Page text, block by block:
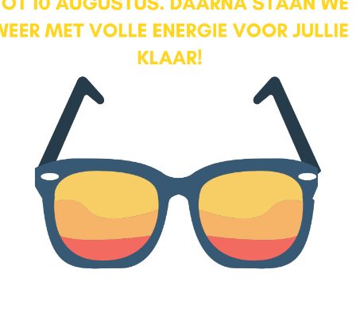
voortuin en de wijk en heeft een bijzonder charmante uitstraling
dankzij het hoge klassieke raam met roedeverdeling. De twee
authentieke inbouwkasten versterken bovendien het karakter van
de ruimte en bieden praktische bergruimte.
De derde slaapkamer ligt op de hoek van de woning en profiteert
van een prachtige lichtinval via de grote ramen aan twee zijden.
De indrukwekkende hoogte tot in de nok, gecombineerd met de
zichtbare balkconstructie geeft deze kamer een bijzonder
sfeervolle en ruimtelijke uitstraling. Een extra leuk detail is de
vide: een speelse plek die bijvoorbeeld uitstekend gebruikt kan
worden als slaapgedeelte voor kinderen. Achter het schot bevindt
zich bovendien praktische bergruimte.
Aan de achterzijde ligt nog een vrijwel identieke slaapkamer,
eveneens heerlijk licht en voorzien van dezelfde speelse vide.
De vijfde slaapkamer beschikt over charmante vaste kasten, die
niet alleen praktisch zijn, maar ook bijdragen aan de sfeer van de